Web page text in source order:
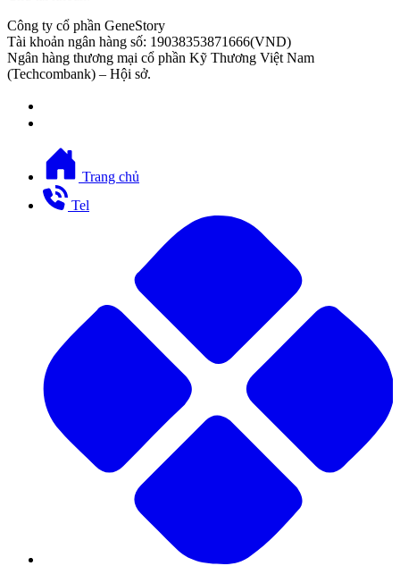
Công ty cổ phần GeneStory
Tài khoản ngân hàng số: 19038353871666(VND)
Ngân hàng thương mại cổ phần Kỹ Thương Việt Nam
(Techcombank) – Hội sở.
Trang chủ
Tel